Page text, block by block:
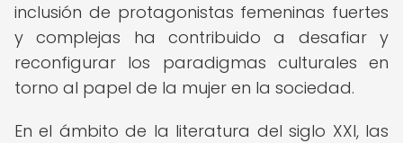
inclusión de protagonistas femeninas fuertes
y complejas ha contribuido a desafiar y
reconfigurar los paradigmas culturales en
torno al papel de la mujer en la sociedad.
En el ámbito de la literatura del siglo XXI, las